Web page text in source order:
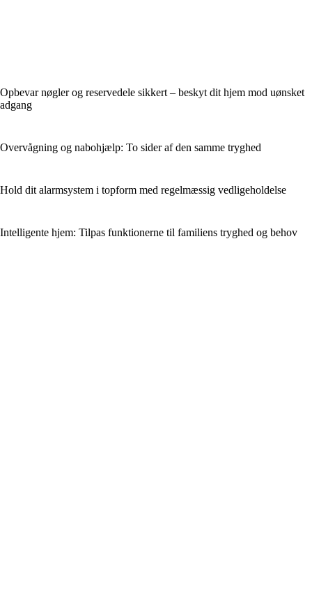
Opbevar nøgler og reservedele sikkert – beskyt dit hjem mod uønsket
adgang
Overvågning og nabohjælp: To sider af den samme tryghed
Hold dit alarmsystem i topform med regelmæssig vedligeholdelse
Intelligente hjem: Tilpas funktionerne til familiens tryghed og behov